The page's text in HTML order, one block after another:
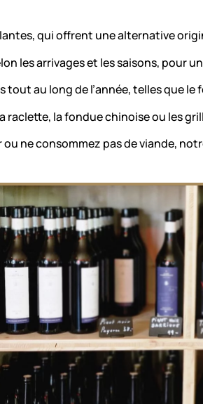
qui offrent une alternative
les arrivages et les saisons, pour
au long de l’année, telles que le
raclette, la fondue chinoise ou les
ne consommez pas de viande,